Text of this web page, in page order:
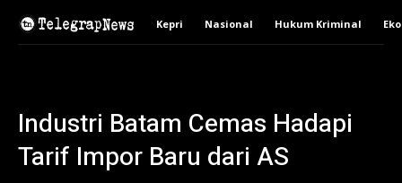
Kepri Nasional Hukum Kriminal
Industri Batam Cemas Hadapi
Tarif Impor Baru dari AS